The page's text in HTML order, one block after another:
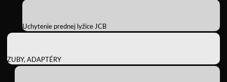
Uchytenie prednej lyžice JCB
ZUBY, ADAPTÉRY